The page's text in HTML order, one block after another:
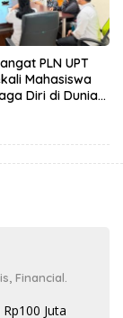
PLN UPT
Mahasiswa
Diri di Dunia
Financial.